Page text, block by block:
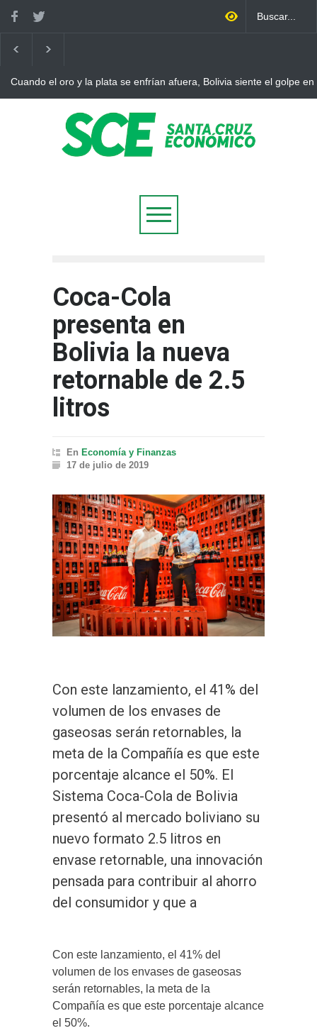
Cuando el oro y la plata se enfrían afuera, Bolivia siente el golpe en
Coca-Cola
presenta en
Bolivia la nueva
retornable de 2.5
litros
En Economía y Finanzas
17 de julio de 2019
Con este lanzamiento, el 41% del
volumen de los envases de
gaseosas serán retornables, la
meta de la Compañía es que este
porcentaje alcance el 50%. El
Sistema Coca-Cola de Bolivia
presentó al mercado boliviano su
nuevo formato 2.5 litros en
envase retornable, una innovación
pensada para contribuir al ahorro
del consumidor y que a
Con este lanzamiento, el 41% del
volumen de los envases de gaseosas
serán retornables, la meta de la
Compañía es que este porcentaje alcance
el 50%.